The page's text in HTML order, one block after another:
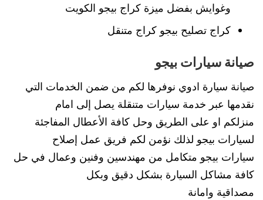
وغوايش بفضل ميزة كراج بيجو الكويت
كراج تصليح بيجو كراج متنقل
صيانة سيارات بيجو
صيانة سيارة ادوي نوفرها لكم من ضمن الخدمات التي
نقدمها عبر خدمة سيارات متنقلة يصل إلى امام
منزلكم او على الطريق وحل كافة الأعطال المفاجئة
لسيارات بيجو لذلك نؤمن لكم فريق عمل إصلاح
سيارات بيجو متكامل من مهندسين وفنين وعمال في حل
كافة مشاكل السيارة بشكل دقيق وبكل
مصداقية وامانة